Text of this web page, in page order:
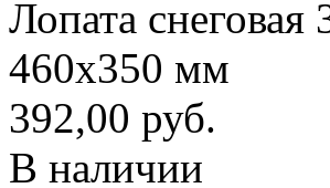
Лопата
460х350 мм
392,00 руб.
В наличии